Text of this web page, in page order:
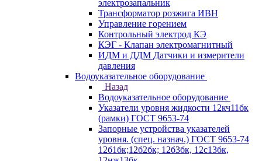
электрозапальник
Трансформатор розжига ИВН
Управление горением
Контрольный электрод КЭ
КЭГ - Клапан электромагнитный
ИДМ и ДДМ Датчики и измерители
давления
Водоуказательное оборудование
Назад
Водоуказательное оборудование
Указатели уровня жидкости 12кч11бк
(рамки) ГОСТ 9653-74
Запорные устройства указателей
уровня. (спец. назнач.) ГОСТ 9653-74
12б1бк;12б2бк; 12б3бк, 12с13бк,